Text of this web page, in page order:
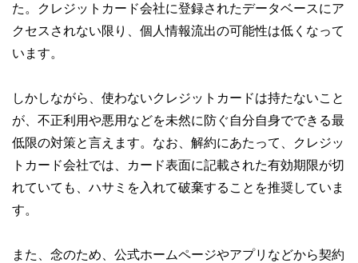
た。クレジットカード会社に登録されたデータベースにア
クセスされない限り、個人情報流出の可能性は低くなって
います。
しかしながら、使わないクレジットカードは持たないこと
が、不正利用や悪用などを未然に防ぐ自分自身でできる最
低限の対策と言えます。なお、解約にあたって、クレジッ
トカード会社では、カード表面に記載された有効期限が切
れていても、ハサミを入れて破棄することを推奨していま
す。
また、念のため、公式ホームページやアプリなどから契約